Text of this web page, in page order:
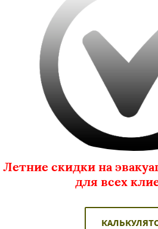
Летние скидки на
для всех